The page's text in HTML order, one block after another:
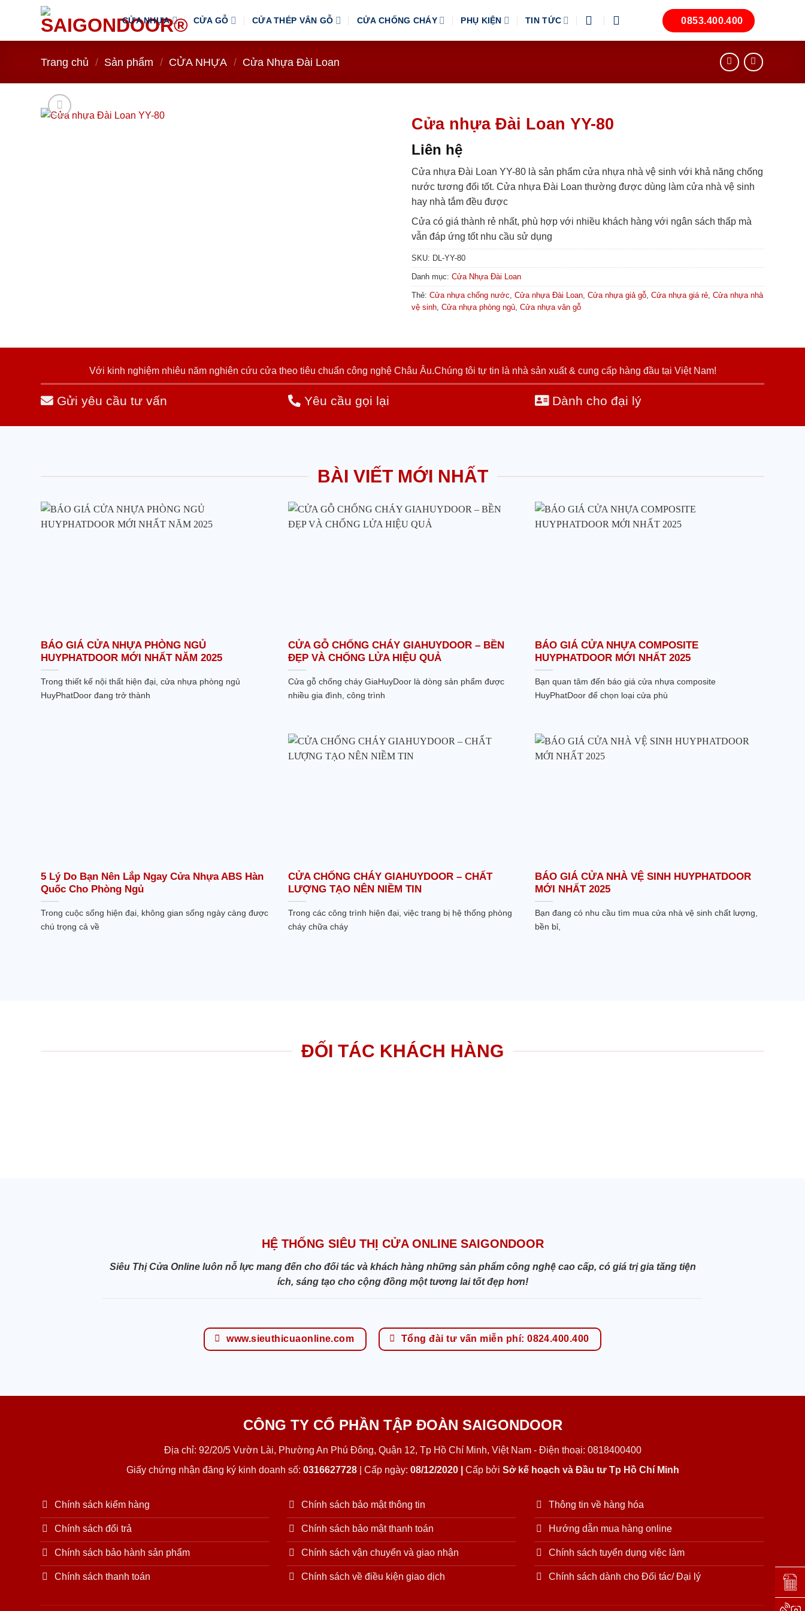
CỬA NHỰA CỬA GỖ CỬA THÉP VÂN GỖ CỬA CHỐNG CHÁY PHỤ KIỆN TIN TỨC 0853.400.400
Trang chủ / Sản phẩm / CỬA NHỰA / Cửa Nhựa Đài Loan
Cửa nhựa Đài Loan YY-80
Liên hệ
Cửa nhựa Đài Loan YY-80 là sản phẩm cửa nhựa nhà vệ sinh với khả năng chống
nước tương đối tốt. Cửa nhựa Đài Loan thường được dùng làm cửa nhà vệ sinh
hay nhà tắm đều được
Cửa có giá thành rẻ nhất, phù hợp với nhiều khách hàng với ngân sách thấp mà
vẫn đáp ứng tốt nhu cầu sử dụng
SKU: DL-YY-80
Danh mục: Cửa Nhựa Đài Loan
Thẻ: Cửa nhựa chống nước Cửa nhựa Đài Loan Cửa nhựa giả gỗ Cửa nhựa giá rẻ Cửa nhựa nhà
vệ sinh Cửa nhựa phòng ngủ Cửa nhựa vân gỗ
Với kinh nghiệm nhiêu năm nghiên cứu cửa theo tiêu chuẩn công nghệ Châu Âu.Chúng tôi tự tin là nhà sản xuất & cung cấp hàng đầu tại Việt Nam!
Gửi yêu cầu tư vấn Yêu cầu gọi lại Dành cho đại lý
BÀI VIẾT MỚI NHẤT
BÁO GIÁ CỬA NHỰA PHÒNG NGỦ
HUYPHATDOOR MỚI NHẤT NĂM 2025
Trong thiết kế nội thất hiện đại, cửa nhựa phòng ngủ
HuyPhatDoor đang trở thành
CỬA GỖ CHỐNG CHÁY GIAHUYDOOR – BỀN
ĐẸP VÀ CHỐNG LỬA HIỆU QUẢ
Cửa gỗ chống cháy GiaHuyDoor là dòng sản phẩm được
nhiều gia đình, công trình
BÁO GIÁ CỬA NHỰA COMPOSITE
HUYPHATDOOR MỚI NHẤT 2025
Bạn quan tâm đến báo giá cửa nhựa composite
HuyPhatDoor để chọn loại cửa phù
5 Lý Do Bạn Nên Lắp Ngay Cửa Nhựa ABS Hàn
Quốc Cho Phòng Ngủ
Trong cuộc sống hiện đại, không gian sống ngày càng được
chú trọng cả về
CỬA CHỐNG CHÁY GIAHUYDOOR – CHẤT
LƯỢNG TẠO NÊN NIỀM TIN
Trong các công trình hiện đại, việc trang bị hệ thống phòng
cháy chữa cháy
BÁO GIÁ CỬA NHÀ VỆ SINH HUYPHATDOOR
MỚI NHẤT 2025
Bạn đang có nhu cầu tìm mua cửa nhà vệ sinh chất lượng,
bền bỉ,
ĐỐI TÁC KHÁCH HÀNG
HỆ THỐNG SIÊU THỊ CỬA ONLINE SAIGONDOOR
Siêu Thị Cửa Online luôn nỗ lực mang đến cho đối tác và khách hàng những sản phẩm công nghệ cao cấp, có giá trị gia tăng tiện
ích, sáng tạo cho cộng đồng một tương lai tốt đẹp hơn!
www.sieuthicuaonline.com Tổng đài tư vấn miễn phí: 0824.400.400
CÔNG TY CỔ PHẦN TẬP ĐOÀN SAIGONDOOR
Địa chỉ: 92/20/5 Vườn Lài, Phường An Phú Đông, Quận 12, Tp Hồ Chí Minh, Việt Nam - Điện thoại: 0818400400
Giấy chứng nhận đăng ký kinh doanh số: 0316627728| Cấp ngày: 08/12/2020 | Cấp bởi Sở kế hoạch và Đầu tư Tp Hồ Chí Minh
Chính sách kiểm hàng
Chính sách đổi trả
Chính sách bảo hành sản phẩm
Chính sách thanh toán
Chính sách bảo mật thông tin
Chính sách bảo mật thanh toán
Chính sách vận chuyển và giao nhận
Chính sách về điều kiện giao dịch
Thông tin về hàng hóa
Hướng dẫn mua hàng online
Chính sách tuyển dụng việc làm
Chính sách dành cho Đối tác/ Đại lý
Đặt